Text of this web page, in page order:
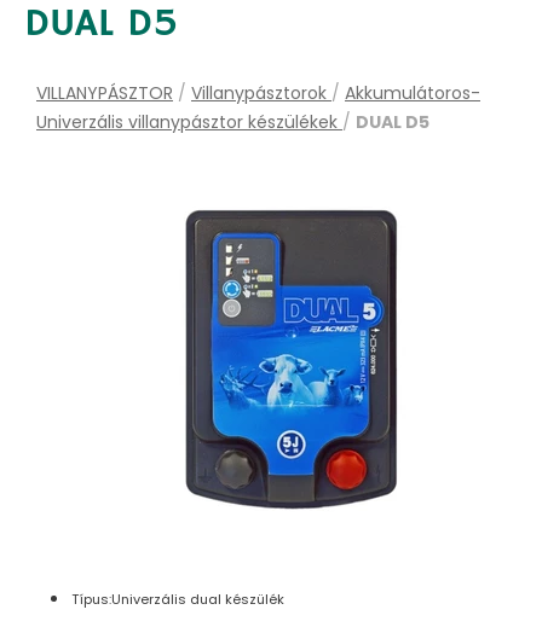
DUAL D5
VILLANYPÁSZTOR / Villanypásztorok / Akkumulátoros-
Univerzális villanypásztor készülékek / DUAL D5
Típus:Univerzális dual készülék